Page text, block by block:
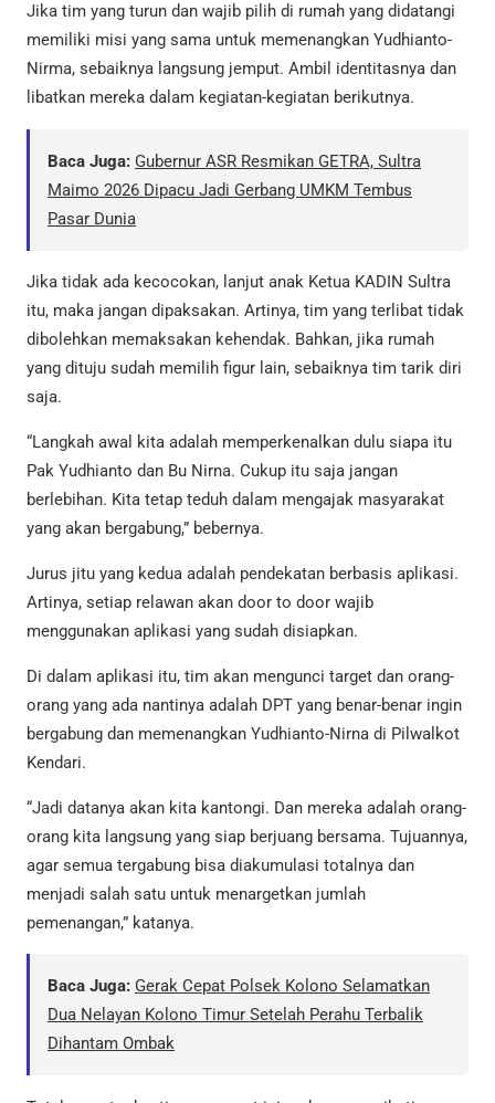
Jika tim yang turun dan wajib pilih di rumah yang didatangi
memiliki misi yang sama untuk memenangkan Yudhianto-
Nirma, sebaiknya langsung jemput. Ambil identitasnya dan
libatkan mereka dalam kegiatan-kegiatan berikutnya.
Baca Juga: Gubernur ASR Resmikan GETRA, Sultra
Maimo 2026 Dipacu Jadi Gerbang UMKM Tembus
Pasar Dunia
Jika tidak ada kecocokan, lanjut anak Ketua KADIN Sultra
itu, maka jangan dipaksakan. Artinya, tim yang terlibat tidak
dibolehkan memaksakan kehendak. Bahkan, jika rumah
yang dituju sudah memilih figur lain, sebaiknya tim tarik diri
saja.
“Langkah awal kita adalah memperkenalkan dulu siapa itu
Pak Yudhianto dan Bu Nirna. Cukup itu saja jangan
berlebihan. Kita tetap teduh dalam mengajak masyarakat
yang akan bergabung,” bebernya.
Jurus jitu yang kedua adalah pendekatan berbasis aplikasi.
Artinya, setiap relawan akan door to door wajib
menggunakan aplikasi yang sudah disiapkan.
Di dalam aplikasi itu, tim akan mengunci target dan orang-
orang yang ada nantinya adalah DPT yang benar-benar ingin
bergabung dan memenangkan Yudhianto-Nirna di Pilwalkot
Kendari.
“Jadi datanya akan kita kantongi. Dan mereka adalah orang-
orang kita langsung yang siap berjuang bersama. Tujuannya,
agar semua tergabung bisa diakumulasi totalnya dan
menjadi salah satu untuk menargetkan jumlah
pemenangan,” katanya.
Baca Juga: Gerak Cepat Polsek Kolono Selamatkan
Dua Nelayan Kolono Timur Setelah Perahu Terbalik
Dihantam Ombak